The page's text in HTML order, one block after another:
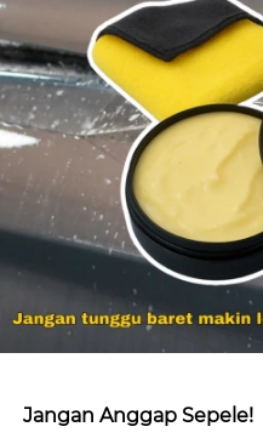
Jangan Anggap Sepele!